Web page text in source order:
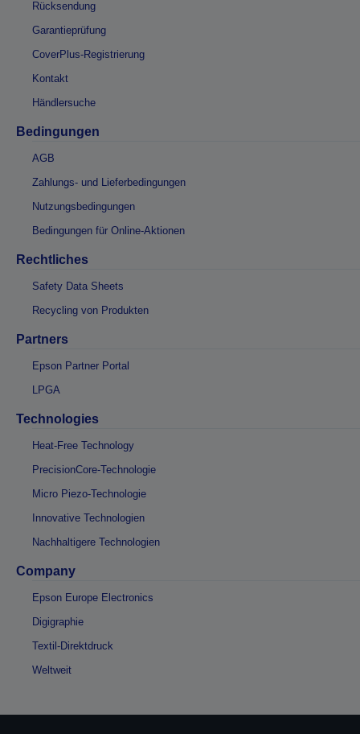
Rücksendung
Garantieprüfung
CoverPlus-Registrierung
Kontakt
Händlersuche
Bedingungen
AGB
Zahlungs- und Lieferbedingungen
Nutzungsbedingungen
Bedingungen für Online-Aktionen
Rechtliches
Safety Data Sheets
Recycling von Produkten
Partners
Epson Partner Portal
LPGA
Technologies
Heat-Free Technology
PrecisionCore-Technologie
Micro Piezo-Technologie
Innovative Technologien
Nachhaltigere Technologien
Company
Epson Europe Electronics
Digigraphie
Textil-Direktdruck
Weltweit